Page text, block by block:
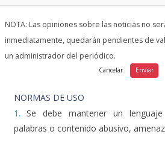
NOTA: Las opiniones sobre las noticias no
inmediatamente, quedarán pendientes de
un administrador del periódico.
NORMAS DE USO
1. Se debe mantener un
palabras o contenido abusivo,